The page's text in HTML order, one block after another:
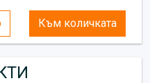
Към количката